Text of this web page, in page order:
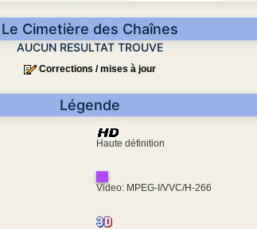
Le Cimetière des Chaînes
AUCUN RESULTAT TROUVE
Corrections / mises à jour
Légende
Haute définition
Video: MPEG-I/VVC/H-266